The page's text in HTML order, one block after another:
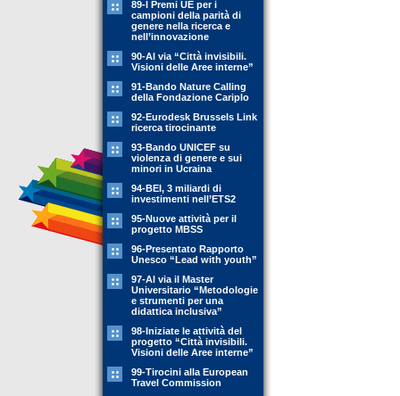
89-l Premi UE per i
campioni della parità di
genere nella ricerca e
nell’innovazione
90-Al via “Città invisibili.
Visioni delle Aree interne”
91-Bando Nature Calling
della Fondazione Cariplo
92-Eurodesk Brussels Link
ricerca tirocinante
93-Bando UNICEF su
violenza di genere e sui
minori in Ucraina
94-BEI, 3 miliardi di
investimenti nell’ETS2
95-Nuove attività per il
progetto MBSS
96-Presentato Rapporto
Unesco “Lead with youth”
97-Al via il Master
Universitario “Metodologie
e strumenti per una
didattica inclusiva”
98-Iniziate le attività del
progetto “Città invisibili.
Visioni delle Aree interne”
99-Tirocini alla European
Travel Commission